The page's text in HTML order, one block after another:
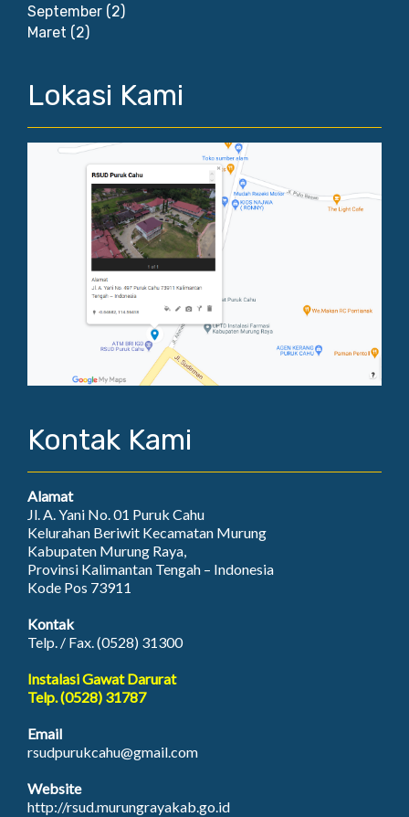
September (2)
Maret (2)
Lokasi Kami
Kontak Kami
Alamat
Jl. A. Yani No. 01 Puruk Cahu
Kelurahan Beriwit Kecamatan Murung
Kabupaten Murung Raya,
Provinsi Kalimantan Tengah – Indonesia
Kode Pos 73911
Kontak
Telp. / Fax. (0528) 31300
Instalasi Gawat Darurat
Telp. (0528) 31787
Email
rsudpurukcahu@gmail.com
Website
http://rsud.murungrayakab.go.id